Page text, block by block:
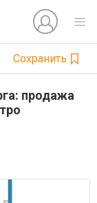
Сохранить
продажа